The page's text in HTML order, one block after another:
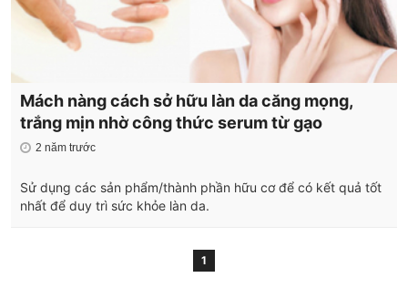
Mách nàng cách sở hữu làn da căng mọng,
trắng mịn nhờ công thức serum từ gạo
2 năm trước
Sử dụng các sản phẩm/thành phần hữu cơ để có kết quả tốt
nhất để duy trì sức khỏe làn da.
1